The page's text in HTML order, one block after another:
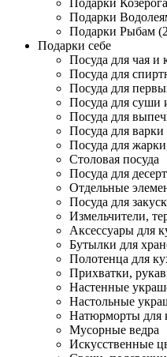
Подарки
Подарки
Подарки Рыбам
Подарки себе
Посуда для чая и
Посуда для
Посуда для
Посуда для суши
Посуда для
Посуда для
Посуда для
Столовая посуда
Посуда для
Отдельные
Посуда для
Измельчители,
Аксессуары для
Бутылки для
Полотенца для
Прихватки,
Настенные
Настольные
Натюрморты для
Мусорные ведра
Искусственные